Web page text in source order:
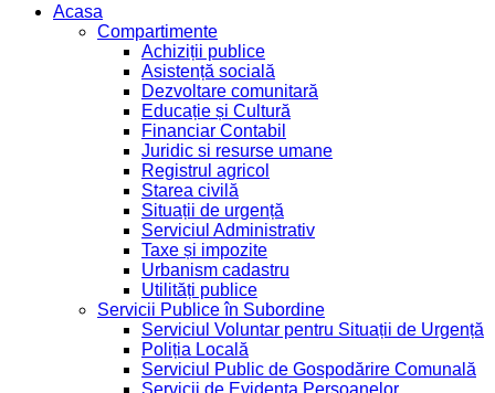
Acasa
Compartimente
Achiziții publice
Asistență socială
Dezvoltare comunitară
Educație și Cultură
Financiar Contabil
Juridic si resurse umane
Registrul agricol
Starea civilă
Situații de urgență
Serviciul Administrativ
Taxe și impozite
Urbanism cadastru
Utilități publice
Servicii Publice în Subordine
Serviciul Voluntar pentru Situații de Urgență
Poliția Locală
Serviciul Public de Gospodărire Comunală
Servicii de Evidența Persoanelor